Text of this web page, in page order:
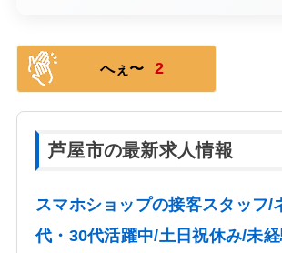
へぇ〜 2
芦屋市の最新求人情報
スマホショップの接客スタッフ/
代・30代活躍中/土日祝休み/未